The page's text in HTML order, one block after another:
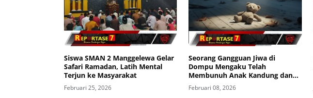
Siswa SMAN 2 Manggelewa Gelar
Safari Ramadan, Latih Mental
Terjun ke Masyarakat
Februari 25, 2026
Seorang Gangguan Jiwa di
Dompu Mengaku Telah
Membunuh Anak Kandung dan
Sembunyikan Jasad Korban
dalam Lemari
Februari 08, 2026